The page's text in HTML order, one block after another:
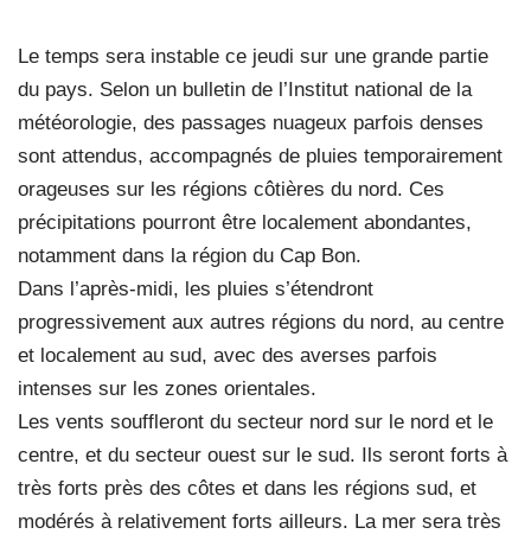
Le temps sera instable ce jeudi sur une grande partie
du pays. Selon un bulletin de l’Institut national de la
météorologie, des passages nuageux parfois denses
sont attendus, accompagnés de pluies temporairement
orageuses sur les régions côtières du nord. Ces
précipitations pourront être localement abondantes,
notamment dans la région du Cap Bon.
Dans l’après-midi, les pluies s’étendront
progressivement aux autres régions du nord, au centre
et localement au sud, avec des averses parfois
intenses sur les zones orientales.
Les vents souffleront du secteur nord sur le nord et le
centre, et du secteur ouest sur le sud. Ils seront forts à
très forts près des côtes et dans les régions sud, et
modérés à relativement forts ailleurs. La mer sera très